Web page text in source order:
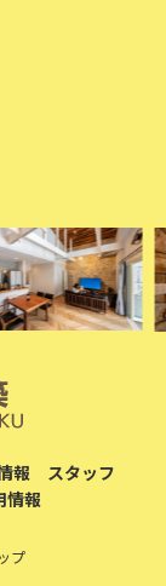
報
スタッフ
情報
プ